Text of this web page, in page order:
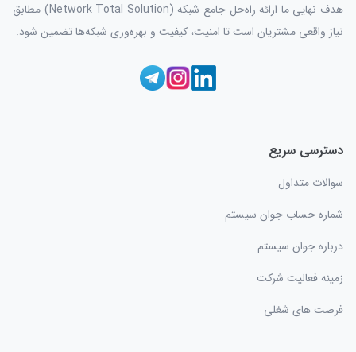
هدف نهایی ما ارائه راه‌حل جامع شبکه (Network Total Solution) مطابق
نیاز واقعی مشتریان است تا امنیت، کیفیت و بهره‌وری شبکه‌ها تضمین شود.
دسترسی سریع
سوالات متداول
شماره حساب جوان سیستم
درباره جوان سیستم
زمینه فعالیت شرکت
فرصت های شغلی